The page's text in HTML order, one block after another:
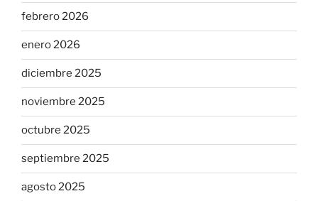
febrero 2026
enero 2026
diciembre 2025
noviembre 2025
octubre 2025
septiembre 2025
agosto 2025